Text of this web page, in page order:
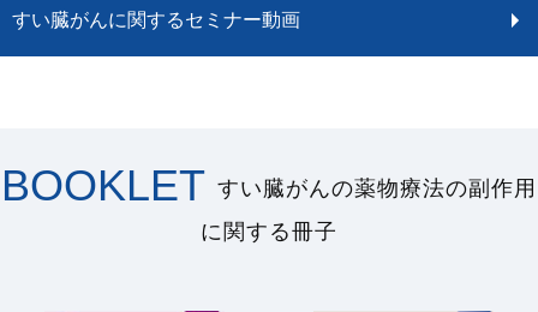
すい臓がんに関するセミナー動画
BOOKLET すい臓がんの薬物療法の副作用
に関する冊子